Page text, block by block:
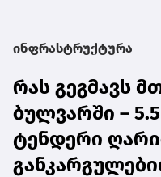
ინფრასტრუქტურა
რას გეგმავს
ბულვარში –
ტენდერი